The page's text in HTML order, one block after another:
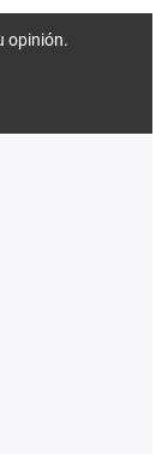
opinión.